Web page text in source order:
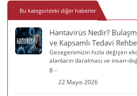
Bu kategorideki diğer haberler
Hantavirüs Nedir?
ve Kapsamlı Tedavi
Gezegenimizin hızla değişen
alanların daralması ve insan-
g...
22 Mayıs 2026